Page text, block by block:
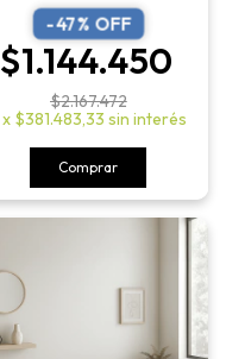
-47% OFF
$1.144.450
$2.167.472
x $381.483,33 sin interés
Comprar